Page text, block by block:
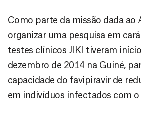
Como parte da missão dada ao
organizar uma pesquisa em
testes clínicos JIKI tiveram
dezembro de 2014 na Guiné,
capacidade do favipiravir de
em indivíduos infectados com o